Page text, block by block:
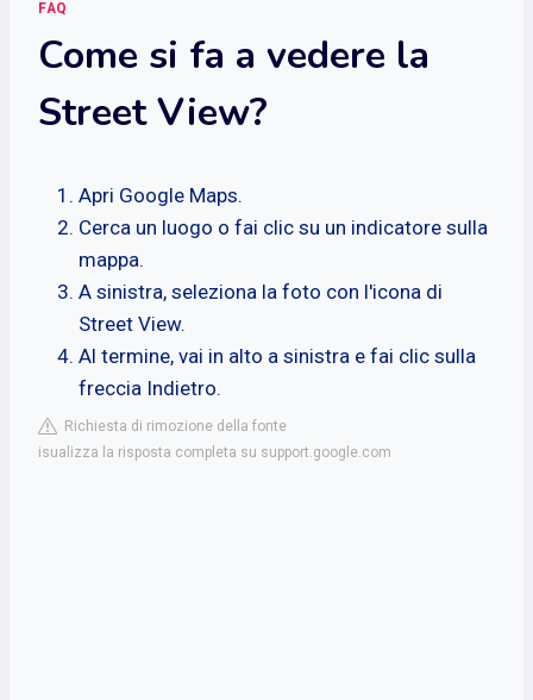
FAQ
Come si fa a vedere la
Street View?
Apri Google Maps.
Cerca un luogo o fai clic su un indicatore sulla
mappa.
A sinistra, seleziona la foto con l'icona di
Street View.
Al termine, vai in alto a sinistra e fai clic sulla
freccia Indietro.
Richiesta di rimozione della fonte
isualizza la risposta completa su support.google.com